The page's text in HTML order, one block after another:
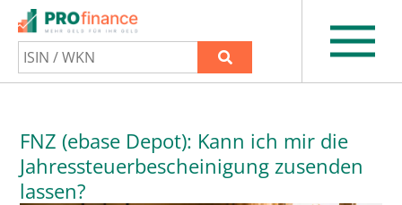
FNZ (ebase Depot): Kann ich mir die
Jahressteuerbescheinigung zusenden
lassen?